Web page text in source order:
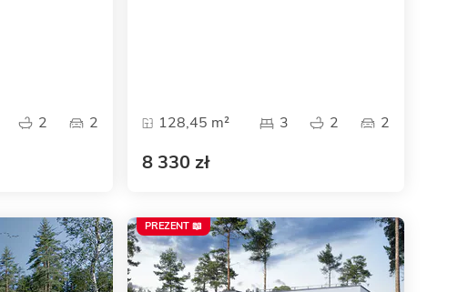
2 2 128,45 m² 3 2 2
8 330 zł
PREZENT 📖